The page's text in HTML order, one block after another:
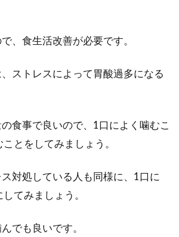
様々な食べものに含まれている植物
油脂とは一体何者！？
知でしょう...
気になる！一食分のカロリーは女性
の場合どのくらいなの？
女性の皆さん、今摂っている一食分のカロリー
、食生活改善が必要です。
ストレスによって胃酸過多になる
食事で良いので、1口によく噛むこ
とをしてみましょう。
対処している人も同様に、1口に
てみましょう。
でも良いです。